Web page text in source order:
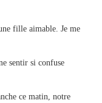
fille aimable. Je me
sentir si confuse
ce matin, notre